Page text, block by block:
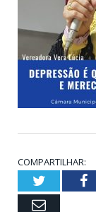
COMPARTILHAR:
Twitter
Email